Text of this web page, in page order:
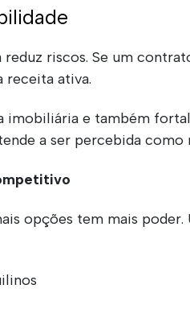
riscos. Se um
receita ativa.
imobiliária e também
a ser percebida como
opções tem mais